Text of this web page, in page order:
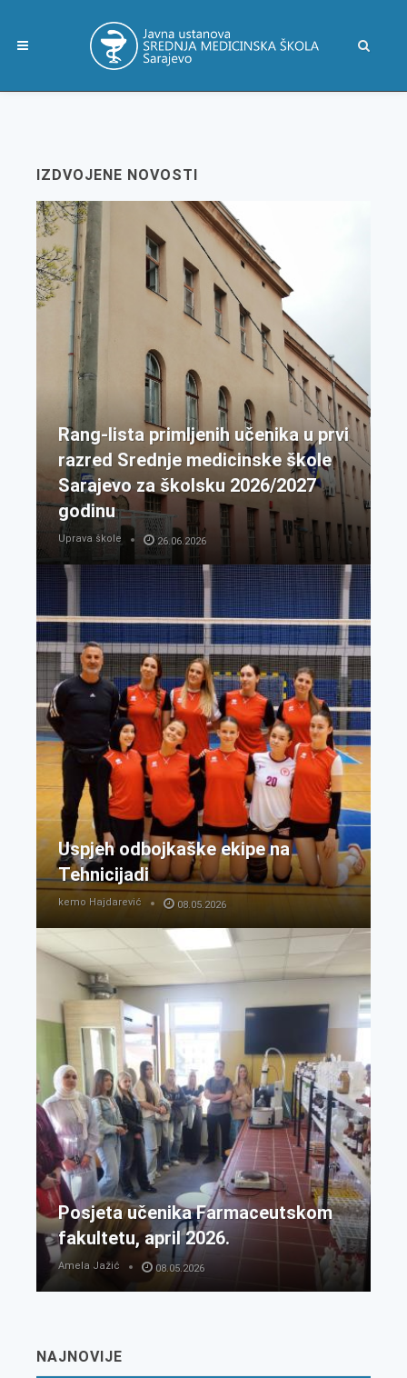
IZDVOJENE NOVOSTI
Rang-lista primljenih učenika u prvi
razred Srednje medicinske škole
Sarajevo za školsku 2026/2027
godinu
Uprava škole 26.06.2026
Uspjeh odbojkaške ekipe na
Tehnicijadi
kemo Hajdarević 08.05.2026
Posjeta učenika Farmaceutskom
fakultetu, april 2026.
Amela Jažić 08.05.2026
NAJNOVIJE